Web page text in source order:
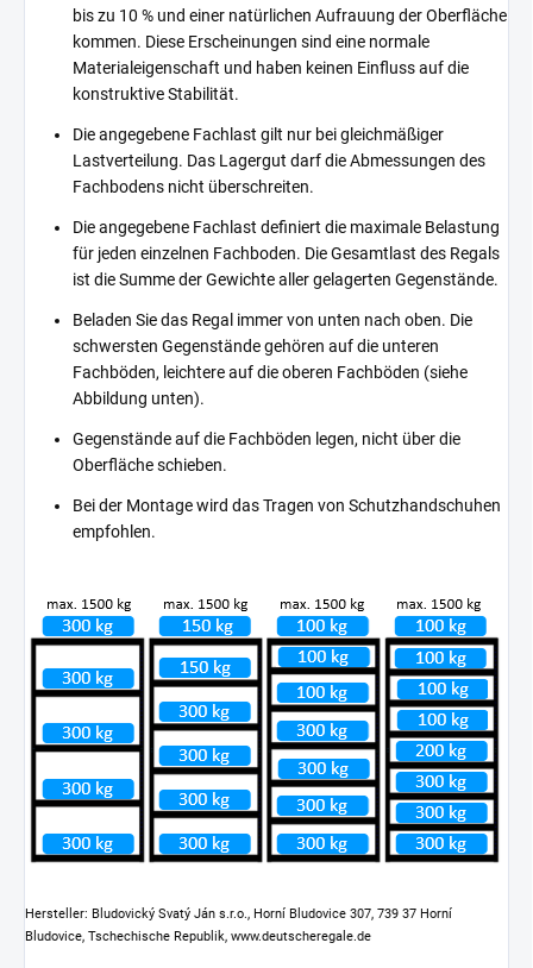
bis zu 10 % und einer natürlichen Aufrauung der Oberfläche
kommen. Diese Erscheinungen sind eine normale
Materialeigenschaft und haben keinen Einfluss auf die
konstruktive Stabilität.
Die angegebene Fachlast gilt nur bei gleichmäßiger
Lastverteilung. Das Lagergut darf die Abmessungen des
Fachbodens nicht überschreiten.
Die angegebene Fachlast definiert die maximale Belastung
für jeden einzelnen Fachboden. Die Gesamtlast des Regals
ist die Summe der Gewichte aller gelagerten Gegenstände.
Beladen Sie das Regal immer von unten nach oben. Die
schwersten Gegenstände gehören auf die unteren
Fachböden, leichtere auf die oberen Fachböden (siehe
Abbildung unten).
Gegenstände auf die Fachböden legen, nicht über die
Oberfläche schieben.
Bei der Montage wird das Tragen von Schutzhandschuhen
empfohlen.
Hersteller: Bludovický Svatý Ján s.r.o., Horní Bludovice 307, 739 37 Horní
Bludovice, Tschechische Republik, www.deutscheregale.de